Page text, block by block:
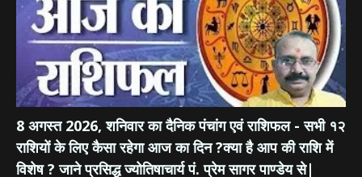
8 अगस्त 2026, शनिवार का दैनिक पंचांग एवं राशिफल - सभी १२
राशियों के लिए कैसा रहेगा आज का दिन ?क्या है आप की राशि में
विशेष ? जाने प्रसिद्ध ज्योतिषाचार्य पं. प्रेम सागर पाण्डेय से|